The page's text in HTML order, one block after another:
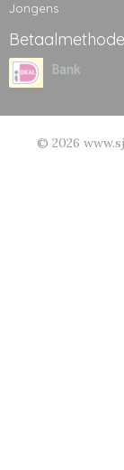
Jongens
© 2026